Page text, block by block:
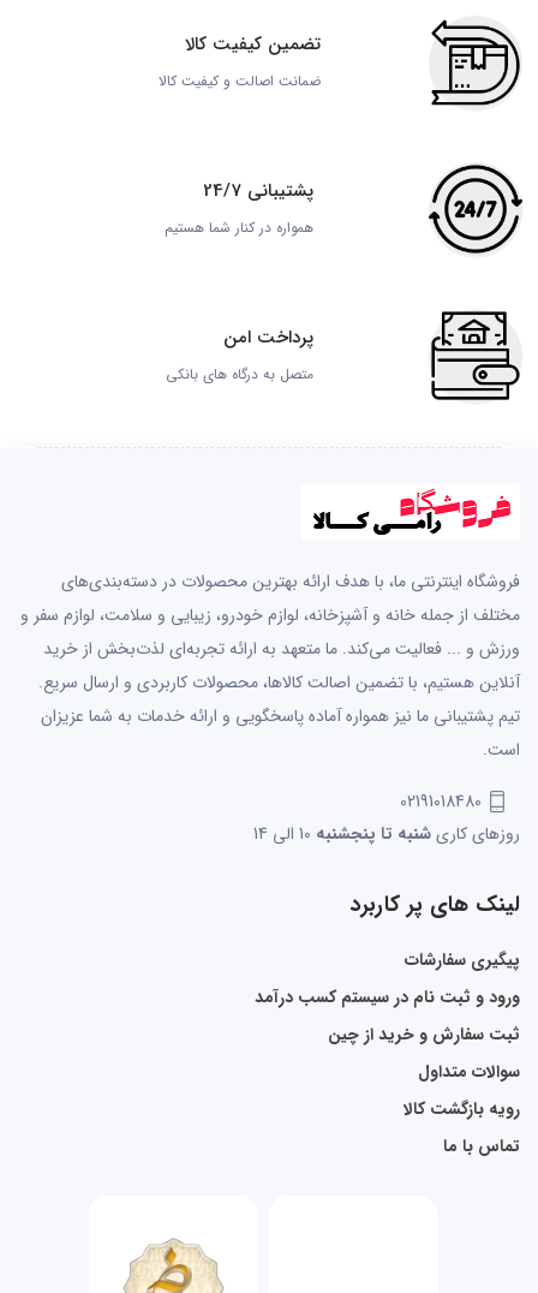
تضمین کیفیت کالا
ضمانت اصالت و کیفیت کالا
پشتیبانی 24/7
همواره در کنار شما هستیم
پرداخت امن
متصل به درگاه های بانکی
فروشگاه اینترنتی ما، با هدف ارائه بهترین محصولات در دسته‌بندی‌های
مختلف از جمله خانه و آشپزخانه، لوازم خودرو، زیبایی و سلامت، لوازم سفر و
ورزش و ... فعالیت می‌کند. ما متعهد به ارائه تجربه‌ای لذت‌بخش از خرید
آنلاین هستیم، با تضمین اصالت کالاها، محصولات کاربردی و ارسال سریع.
تیم پشتیبانی ما نیز همواره آماده پاسخگویی و ارائه خدمات به شما عزیزان
است.
02191018480
روزهای کاریشنبه تا پنجشنبه
لینک های پر کاربرد
پیگیری سفارشات
ورود و ثبت نام در سیستم کسب درآمد
ثبت سفارش و خرید از چین
سوالات متداول
رویه بازگشت کالا
تماس با ما